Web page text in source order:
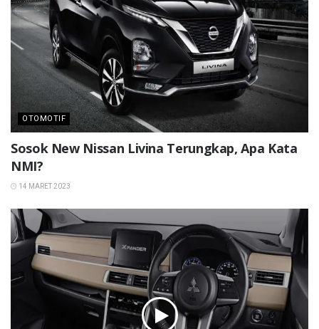
OTOMOTIF
Sosok New Nissan Livina Terungkap, Apa Kata
NMI?
14 MARET 2023